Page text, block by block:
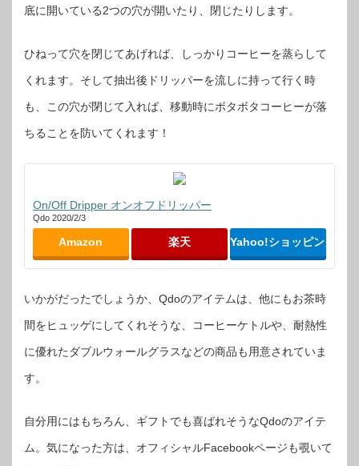
底に開いている2つの穴が開いたり、閉じたりします。
ひねって穴を閉じてあげれば、しっかりコーヒーを蒸らして
くれます。そして抽出後ドリッパーを流しに持って行く時
も、この穴が閉じて入れば、移動時にボタボタコーヒーが落
ちることを防いてくれます！
On/Off Dripper オンオフドリッパー
Qdo 2020/2/3
Amazon 楽天 Yahoo!ショッピング
いかがだったでしょうか、Qdoのアイテムは、他にもお茶時
間をヒュッゲにしてくれそうな、コーヒーケトルや、耐熱性
に優れたダブルウォールグラスなどの商品も用意されていま
す。
自分用にはもちろん、ギフトでも喜ばれそうなQdoのアイテ
ム。気になった方は、オフィシャルFacebookページも覗いて